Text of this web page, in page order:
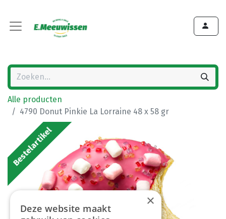
Alle producten
4790 Donut Pinkie La Lorraine 48 x 58 gr
Bestelartikel
×
Deze website maakt